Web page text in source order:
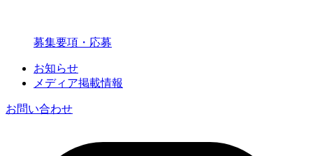
募集要項・応募
お知らせ
メディア掲載情報
お問い合わせ